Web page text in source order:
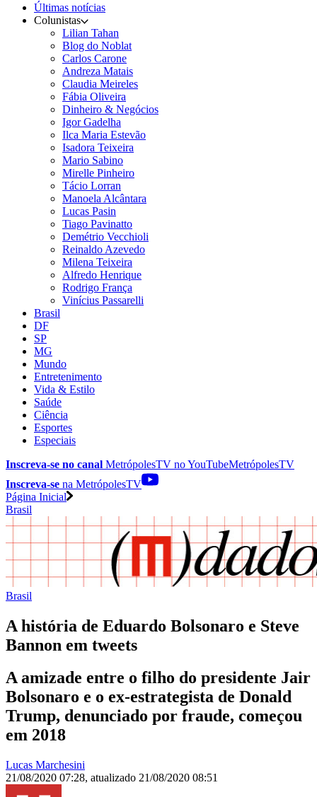
Últimas notícias
Colunistas
Lilian Tahan
Blog do Noblat
Carlos Carone
Andreza Matais
Claudia Meireles
Fábia Oliveira
Dinheiro & Negócios
Igor Gadelha
Ilca Maria Estevão
Isadora Teixeira
Mario Sabino
Mirelle Pinheiro
Tácio Lorran
Manoela Alcântara
Lucas Pasin
Tiago Pavinatto
Demétrio Vecchioli
Reinaldo Azevedo
Milena Teixeira
Alfredo Henrique
Rodrigo França
Vinícius Passarelli
Brasil
DF
SP
MG
Mundo
Entretenimento
Vida & Estilo
Saúde
Ciência
Esportes
Especiais
Inscreva-se no canal MetrópolesTV noYouTubeMetrópolesTV
Inscreva-se na MetrópolesTV
Página Inicial
Brasil
Brasil
A história de Eduardo Bolsonaro e Steve
Bannon em tweets
A amizade entre o filho do presidente Jair
Bolsonaro e o ex-estrategista de Donald
Trump, denunciado por fraude, começou
em 2018
Lucas Marchesini
21/08/2020 07:28, atualizado 21/08/2020 08:51